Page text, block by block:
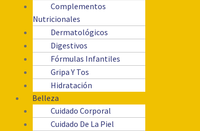
Complementos
Nutricionales
Dermatológicos
Digestivos
Fórmulas Infantiles
Gripa Y Tos
Hidratación
Belleza
Cuidado Corporal
Cuidado De La Piel